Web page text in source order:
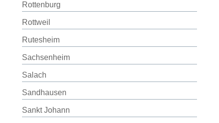
Rottenburg
Rottweil
Rutesheim
Sachsenheim
Salach
Sandhausen
Sankt Johann